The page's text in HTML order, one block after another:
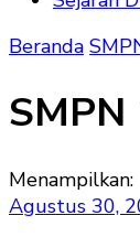
Beranda
SMPN
Agustus 30,